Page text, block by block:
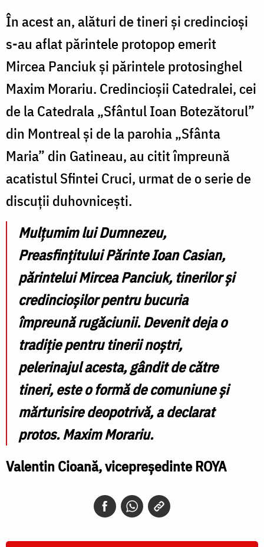
În acest an, alături de tineri și credincioși
s-au aflat părintele protopop emerit
Mircea Panciuk și părintele protosinghel
Maxim Morariu. Credincioșii Catedralei, cei
de la Catedrala „Sfântul Ioan Botezătorul”
din Montreal și de la parohia „Sfânta
Maria” din Gatineau, au citit împreună
acatistul Sfintei Cruci, urmat de o serie de
discuții duhovnicești.
Mulțumim lui Dumnezeu,
Preasfințitului Părinte Ioan Casian,
părintelui Mircea Panciuk, tinerilor și
credincioșilor pentru bucuria
împreună rugăciunii. Devenit deja o
tradiție pentru tinerii noștri,
pelerinajul acesta, gândit de către
tineri, este o formă de comuniune și
mărturisire deopotrivă,a declarat
protos. Maxim Morariu.
Valentin Cioană, vicepreședinte ROYA